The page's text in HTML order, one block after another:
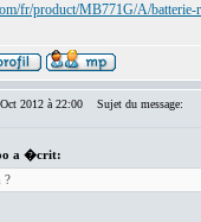
fr/product/MB771G/A/batterie-
2012 à 22:00 Sujet du message:
a �crit:
?